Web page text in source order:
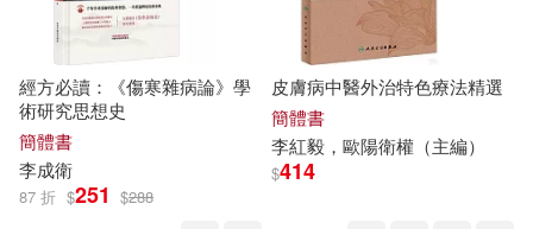
柳偉衛(30) 李家同(29)
醫師資格考試指導用書專家編寫組
（英）阿加莎·克里斯蒂(29)
電子工業出版社(180)
中央編譯出版社(175)
滾石(175)
經方必讀：《傷寒雜病論》學
術研究思想史
簡體書
李成衛
87 折 $251 $288
皮膚病中醫外治特色療法精選
簡體書
李紅毅，歐陽衛權（主編）
$414